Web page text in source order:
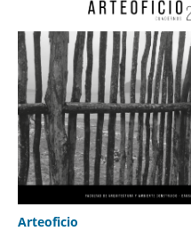
Arteoficio